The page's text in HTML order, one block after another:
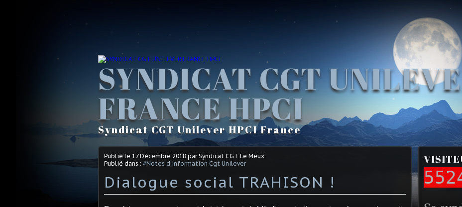
SYNDICAT CGT
FRANCE HPCI
Syndicat CGT Unilever HPCI France
Publié le 17 Décembre 2018 par Syndicat CGT Le Meux
Publié dans : #Notes d'information Cgt Unilever
Dialogue social TRAHISON !